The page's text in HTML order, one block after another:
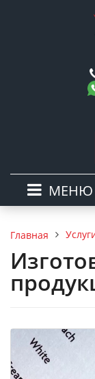
МЕНЮ
Главная